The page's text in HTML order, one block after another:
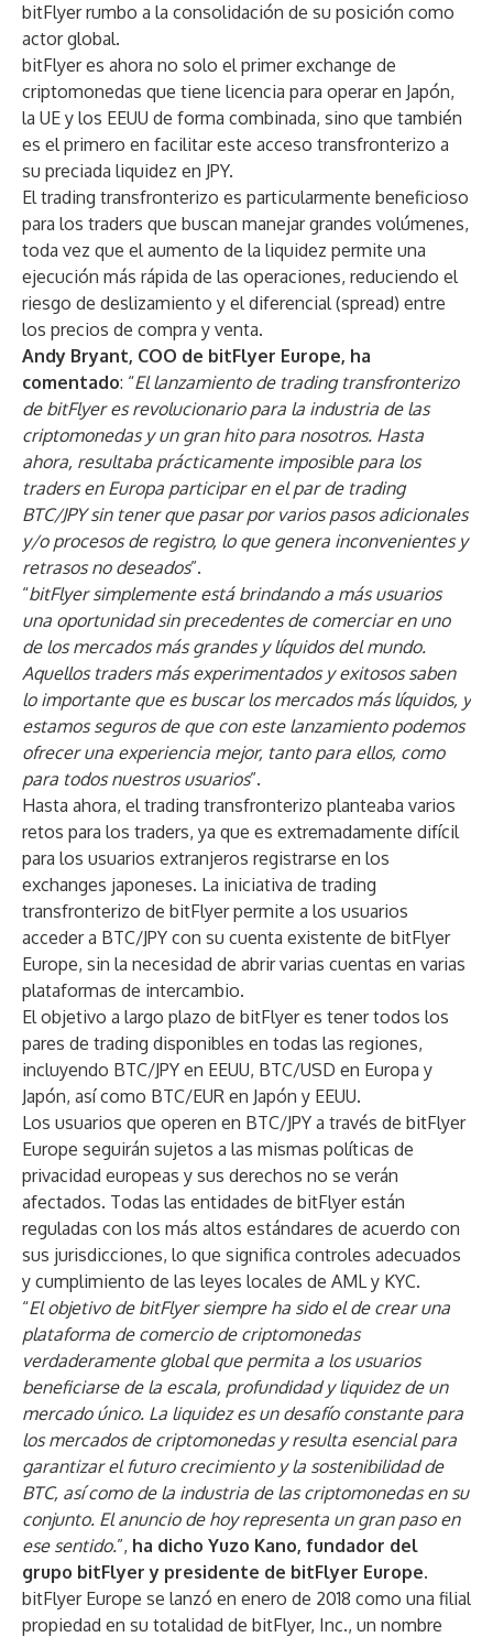
bitFlyer rumbo a la consolidación de su posición como
actor global.
bitFlyer es ahora no solo el primer exchange de
criptomonedas que tiene licencia para operar en Japón,
la UE y los EEUU de forma combinada, sino que también
es el primero en facilitar este acceso transfronterizo a
su preciada liquidez en JPY.
El trading transfronterizo es particularmente beneficioso
para los traders que buscan manejar grandes volúmenes,
toda vez que el aumento de la liquidez permite una
ejecución más rápida de las operaciones, reduciendo el
riesgo de deslizamiento y el diferencial (spread) entre
los precios de compra y venta.
Andy Bryant, COO de bitFlyer Europe, ha
comentado: “El lanzamiento de trading transfronterizo
de bitFlyer es revolucionario para la industria de las
criptomonedas y un gran hito para nosotros. Hasta
ahora, resultaba prácticamente imposible para los
traders en Europa participar en el par de trading
BTC/JPY sin tener que pasar por varios pasos adicionales
y/o procesos de registro, lo que genera inconvenientes y
retrasos no deseados”.
“bitFlyer simplemente está brindando a más usuarios
una oportunidad sin precedentes de comerciar en uno
de los mercados más grandes y líquidos del mundo.
Aquellos traders más experimentados y exitosos saben
lo importante que es buscar los mercados más líquidos, y
estamos seguros de que con este lanzamiento podemos
ofrecer una experiencia mejor, tanto para ellos, como
para todos nuestros usuarios”.
Hasta ahora, el trading transfronterizo planteaba varios
retos para los traders, ya que es extremadamente difícil
para los usuarios extranjeros registrarse en los
exchanges japoneses. La iniciativa de trading
transfronterizo de bitFlyer permite a los usuarios
acceder a BTC/JPY con su cuenta existente de bitFlyer
Europe, sin la necesidad de abrir varias cuentas en varias
plataformas de intercambio.
El objetivo a largo plazo de bitFlyer es tener todos los
pares de trading disponibles en todas las regiones,
incluyendo BTC/JPY en EEUU, BTC/USD en Europa y
Japón, así como BTC/EUR en Japón y EEUU.
Los usuarios que operen en BTC/JPY a través de bitFlyer
Europe seguirán sujetos a las mismas políticas de
privacidad europeas y sus derechos no se verán
afectados. Todas las entidades de bitFlyer están
reguladas con los más altos estándares de acuerdo con
sus jurisdicciones, lo que significa controles adecuados
y cumplimiento de las leyes locales de AML y KYC.
“El objetivo de bitFlyer siempre ha sido el de crear una
plataforma de comercio de criptomonedas
verdaderamente global que permita a los usuarios
beneficiarse de la escala, profundidad y liquidez de un
mercado único. La liquidez es un desafío constante para
los mercados de criptomonedas y resulta esencial para
garantizar el futuro crecimiento y la sostenibilidad de
BTC, así como de la industria de las criptomonedas en su
conjunto. El anuncio de hoy representa un gran paso en
ese sentido.”, ha dicho Yuzo Kano, fundador del
grupo bitFlyer y presidente de bitFlyer Europe.
bitFlyer Europe se lanzó en enero de 2018 como una filial
propiedad en su totalidad de bitFlyer, Inc., un nombre